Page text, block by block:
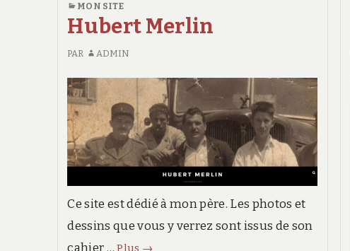
MON SITE
Hubert Merlin
PAR ADMIN
Ce site est dédié à mon père. Les photos et
dessins que vous y verrez sont issus de son
cahier …Plus Hubert
→